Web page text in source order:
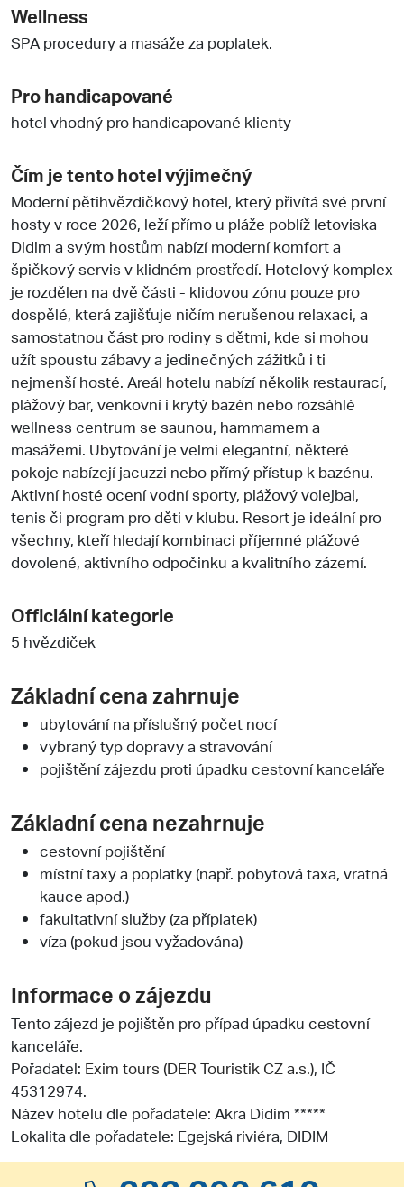
Wellness
SPA procedury a masáže za poplatek.
Pro handicapované
hotel vhodný pro handicapované klienty
Čím je tento hotel výjimečný
Moderní pětihvězdičkový hotel, který přivítá své první
hosty v roce 2026, leží přímo u pláže poblíž letoviska
Didim a svým hostům nabízí moderní komfort a
špičkový servis v klidném prostředí. Hotelový komplex
je rozdělen na dvě části - klidovou zónu pouze pro
dospělé, která zajišťuje ničím nerušenou relaxaci, a
samostatnou část pro rodiny s dětmi, kde si mohou
užít spoustu zábavy a jedinečných zážitků i ti
nejmenší hosté. Areál hotelu nabízí několik restaurací,
plážový bar, venkovní i krytý bazén nebo rozsáhlé
wellness centrum se saunou, hammamem a
masážemi. Ubytování je velmi elegantní, některé
pokoje nabízejí jacuzzi nebo přímý přístup k bazénu.
Aktivní hosté ocení vodní sporty, plážový volejbal,
tenis či program pro děti v klubu. Resort je ideální pro
všechny, kteří hledají kombinaci příjemné plážové
dovolené, aktivního odpočinku a kvalitního zázemí.
Officiální kategorie
5 hvězdiček
Základní cena zahrnuje
ubytování na příslušný počet nocí
vybraný typ dopravy a stravování
pojištění zájezdu proti úpadku cestovní kanceláře
Základní cena nezahrnuje
cestovní pojištění
místní taxy a poplatky (např. pobytová taxa, vratná
kauce apod.)
fakultativní služby (za příplatek)
víza (pokud jsou vyžadována)
Informace o zájezdu
Tento zájezd je pojištěn pro případ úpadku cestovní
kanceláře.
Pořadatel: Exim tours (DER Touristik CZ a.s.), IČ
45312974.
Název hotelu dle pořadatele: Akra Didim *****
Lokalita dle pořadatele: Egejská riviéra, DIDIM